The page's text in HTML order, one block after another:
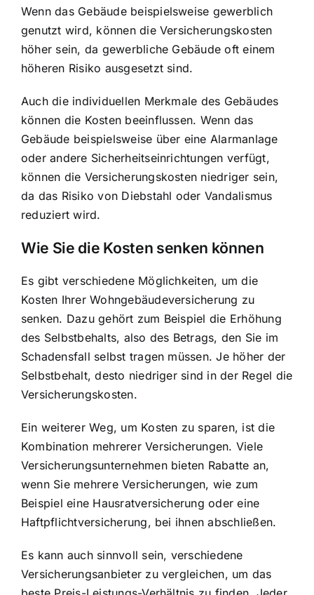
Wenn das Gebäude beispielsweise gewerblich
genutzt wird, können die Versicherungskosten
höher sein, da gewerbliche Gebäude oft einem
höheren Risiko ausgesetzt sind.
Auch die individuellen Merkmale des Gebäudes
können die Kosten beeinflussen. Wenn das
Gebäude beispielsweise über eine Alarmanlage
oder andere Sicherheitseinrichtungen verfügt,
können die Versicherungskosten niedriger sein,
da das Risiko von Diebstahl oder Vandalismus
reduziert wird.
Wie Sie die Kosten senken können
Es gibt verschiedene Möglichkeiten, um die
Kosten Ihrer Wohngebäudeversicherung zu
senken. Dazu gehört zum Beispiel die Erhöhung
des Selbstbehalts, also des Betrags, den Sie im
Schadensfall selbst tragen müssen. Je höher der
Selbstbehalt, desto niedriger sind in der Regel die
Versicherungskosten.
Ein weiterer Weg, um Kosten zu sparen, ist die
Kombination mehrerer Versicherungen. Viele
Versicherungsunternehmen bieten Rabatte an,
wenn Sie mehrere Versicherungen, wie zum
Beispiel eine Hausratversicherung oder eine
Haftpflichtversicherung, bei ihnen abschließen.
Es kann auch sinnvoll sein, verschiedene
Versicherungsanbieter zu vergleichen, um das